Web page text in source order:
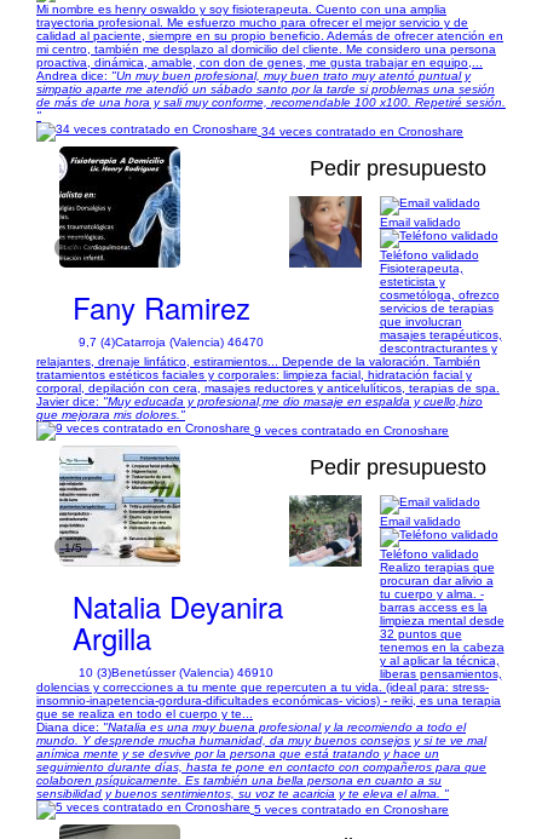
Mi nombre es henry oswaldo y soy fisioterapeuta. Cuento con una amplia
trayectoria profesional. Me esfuerzo mucho para ofrecer el mejor servicio y de
calidad al paciente, siempre en su propio beneficio. Además de ofrecer atención en
mi centro, también me desplazo al domicilio del cliente. Me considero una persona
proactiva, dinámica, amable, con don de genes, me gusta trabajar en equipo,...
Andrea dice: "Un muy buen profesional, muy buen trato muy atentó puntual y
simpatio aparte me atendió un sábado santo por la tarde si problemas una sesión
de más de una hora y sali muy conforme, recomendable 100 x100. Repetiré sesión.
"
34 veces contratado en Cronoshare
1/4
Pedir presupuesto
Fany Ramirez
9,7 (4)Catarroja (Valencia) 46470
Email validado
Teléfono validado
Fisioterapeuta,
esteticista y
cosmetóloga, ofrezco
servicios de terapias
que involucran
masajes terapéuticos,
descontracturantes y
relajantes, drenaje linfático, estiramientos... Depende de la valoración. También
tratamientos estéticos faciales y corporales: limpieza facial, hidratación facial y
corporal, depilación con cera, masajes reductores y anticelulíticos, terapias de spa.
Javier dice: "Muy educada y profesional,me dio masaje en espalda y cuello,hizo
que mejorara mis dolores."
9 veces contratado en Cronoshare
1/5
Pedir presupuesto
Natalia Deyanira
Argilla
10 (3)Benetússer (Valencia) 46910
Email validado
Teléfono validado
Realizo terapias que
procuran dar alivio a
tu cuerpo y alma. -
barras access es la
limpieza mental desde
32 puntos que
tenemos en la cabeza
y al aplicar la técnica,
liberas pensamientos,
dolencias y correcciones a tu mente que repercuten a tu vida. (ideal para: stress-
insomnio-inapetencia-gordura-dificultades económicas- vicios) - reiki, es una terapia
que se realiza en todo el cuerpo y te...
Diana dice: "Natalia es una muy buena profesional y la recomiendo a todo el
mundo. Y desprende mucha humanidad, da muy buenos consejos y si te ve mal
anímica mente y se desvive por la persona que está tratando y hace un
seguimiento durante días, hasta te pone en contacto con compañeros para que
colaboren psíquicamente. Es también una bella persona en cuanto a su
sensibilidad y buenos sentimientos, su voz te acaricia y te eleva el alma. "
5 veces contratado en Cronoshare